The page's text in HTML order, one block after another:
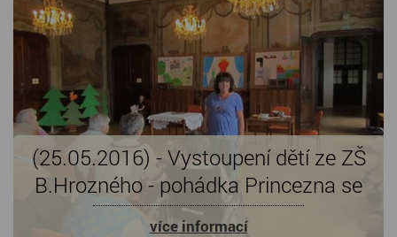
(25.05.2016) - Vystoupení dětí ze ZŠ
B.Hrozného - pohádka Princezna se
zlatou hvězdou na čele
více informací